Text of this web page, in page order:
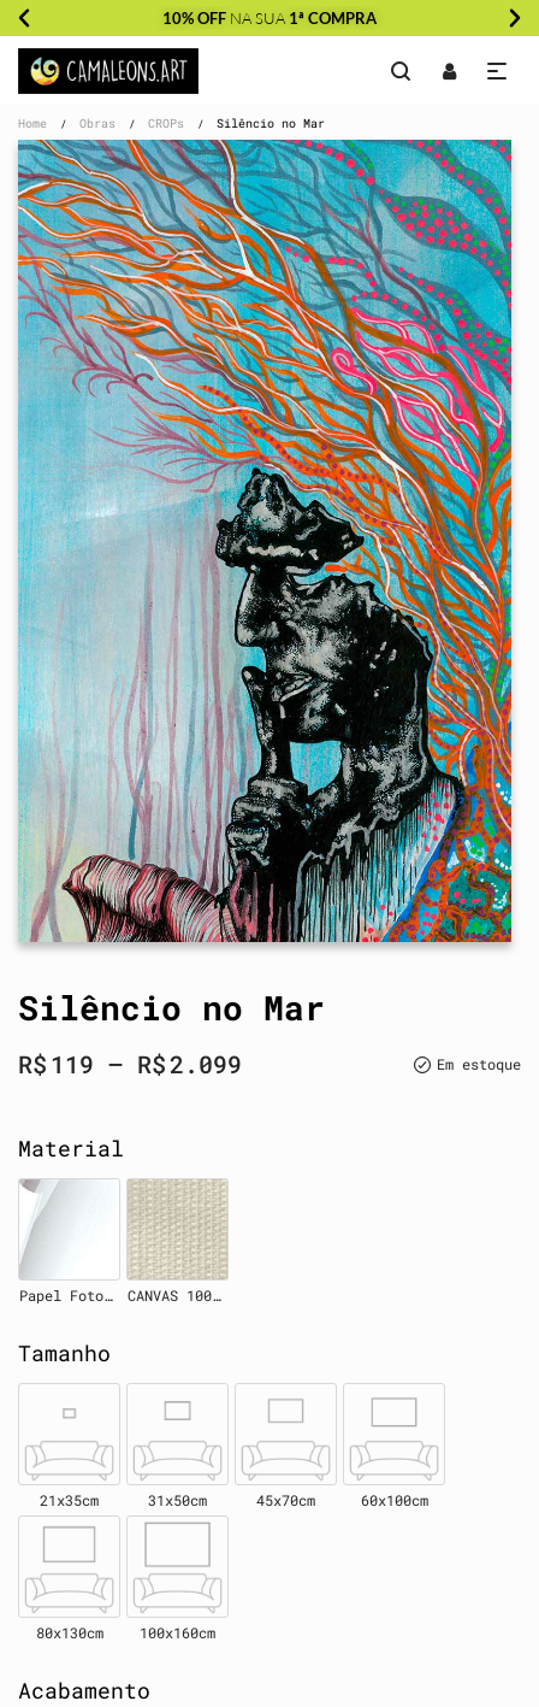
10% OFF NA SUA 1ª COMPRA
Home / Obras / CROPs / Silêncio no Mar
Silêncio no Mar
Em estoque
R$119 – R$2.099
Material
Papel Fotográfico CANVAS 100% Algodão
Tamanho
21x35cm 31x50cm 45x70cm 60x100cm
80x130cm 100x160cm
Acabamento